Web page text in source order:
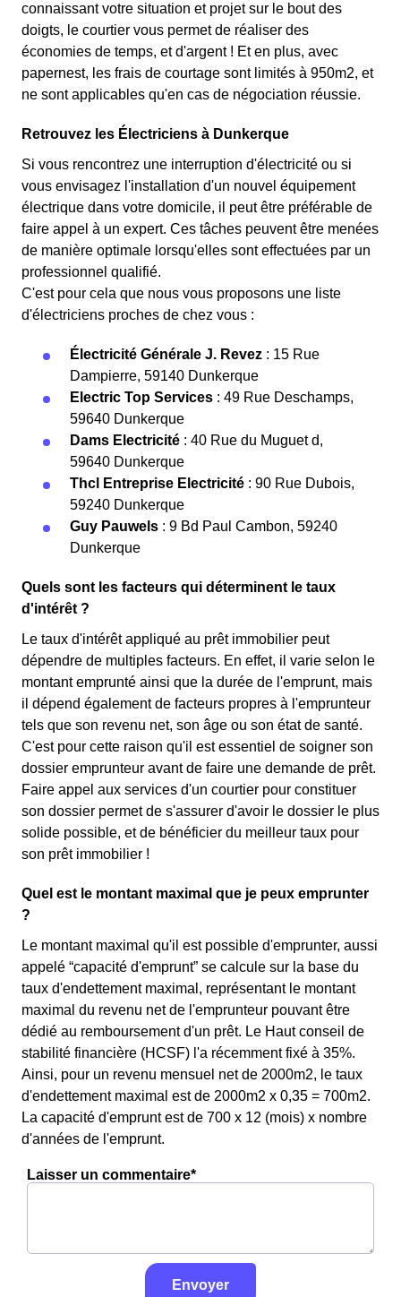
connaissant votre situation et projet sur le bout des
doigts, le courtier vous permet de réaliser des
économies de temps, et d'argent ! Et en plus, avec
papernest, les frais de courtage sont limités à 950m2, et
ne sont applicables qu'en cas de négociation réussie.
Retrouvez les Électriciens à Dunkerque
Si vous rencontrez une interruption d'électricité ou si
vous envisagez l'installation d'un nouvel équipement
électrique dans votre domicile, il peut être préférable de
faire appel à un expert. Ces tâches peuvent être menées
de manière optimale lorsqu'elles sont effectuées par un
professionnel qualifié.
C'est pour cela que nous vous proposons une liste
d'électriciens proches de chez vous :
Électricité Générale J. Revez : 15 Rue
Dampierre, 59140 Dunkerque
Electric Top Services : 49 Rue Deschamps,
59640 Dunkerque
Dams Electricité : 40 Rue du Muguet d,
59640 Dunkerque
Thcl Entreprise Electricité : 90 Rue Dubois,
59240 Dunkerque
Guy Pauwels : 9 Bd Paul Cambon, 59240
Dunkerque
Quels sont les facteurs qui déterminent le taux
d'intérêt ?
Le taux d'intérêt appliqué au prêt immobilier peut
dépendre de multiples facteurs. En effet, il varie selon le
montant emprunté ainsi que la durée de l'emprunt, mais
il dépend également de facteurs propres à l'emprunteur
tels que son revenu net, son âge ou son état de santé.
C'est pour cette raison qu'il est essentiel de soigner son
dossier emprunteur avant de faire une demande de prêt.
Faire appel aux services d'un courtier pour constituer
son dossier permet de s'assurer d'avoir le dossier le plus
solide possible, et de bénéficier du meilleur taux pour
son prêt immobilier !
Quel est le montant maximal que je peux emprunter
?
Le montant maximal qu'il est possible d'emprunter, aussi
appelé “capacité d'emprunt” se calcule sur la base du
taux d'endettement maximal, représentant le montant
maximal du revenu net de l'emprunteur pouvant être
dédié au remboursement d'un prêt. Le Haut conseil de
stabilité financière (HCSF) l'a récemment fixé à 35%.
Ainsi, pour un revenu mensuel net de 2000m2, le taux
d'endettement maximal est de 2000m2 x 0,35 = 700m2.
La capacité d'emprunt est de 700 x 12 (mois) x nombre
d'années de l'emprunt.
Laisser un commentaire*
Envoyer